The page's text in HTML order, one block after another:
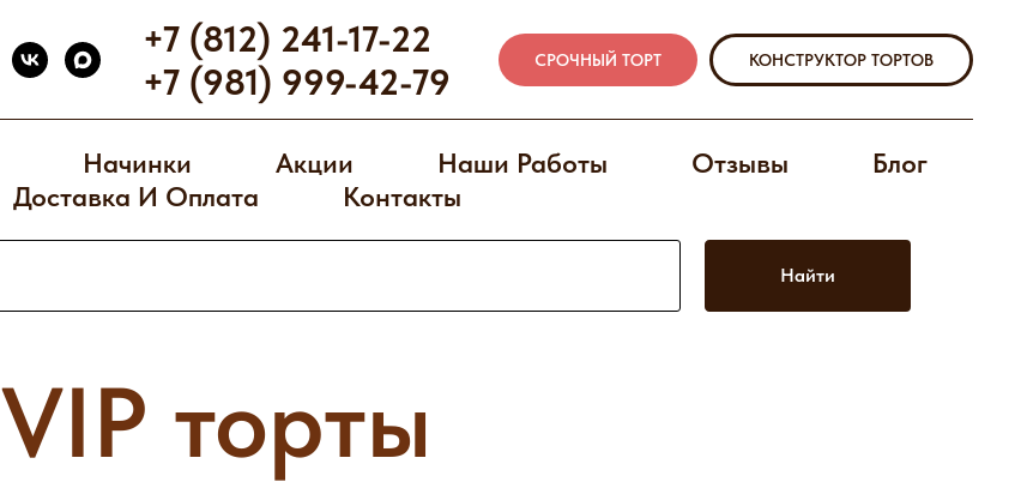
+7 (812) 241-17-22
+7 (981) 999-42-79
СРОЧНЫЙ ТОРТ КОНСТРУКТОР ТОРТОВ
Начинки Акции Наши Работы Отзывы
Блог
Доставка И Оплата
Контакты
Найти
VIP торты